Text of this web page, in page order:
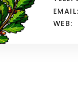
EMAIL:
WEB: